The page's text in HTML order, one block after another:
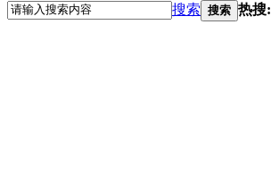
搜索 搜索 热搜: